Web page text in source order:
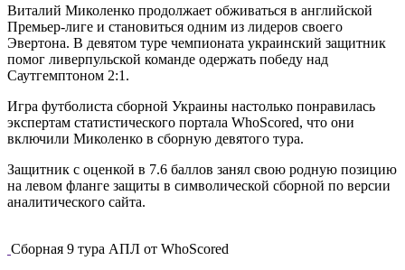
Виталий Миколенко продолжает обживаться в английской
Премьер-лиге и становиться одним из лидеров своего
Эвертона. В девятом туре чемпионата украинский защитник
помог ливерпульской команде одержать победу над
Саутгемптоном 2:1.
Игра футболиста сборной Украины настолько понравилась
экспертам статистического портала WhoScored, что они
включили Миколенко в сборную девятого тура.
Защитник с оценкой в 7.6 баллов занял свою родную позицию
на левом фланге защиты в символической сборной по версии
аналитического сайта.
Сборная 9 тура АПЛ от WhoScored